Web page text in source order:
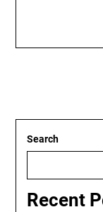
Search
Recent